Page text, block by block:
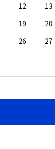
12 13
19 20
26 27